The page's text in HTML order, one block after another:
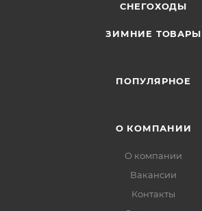
СНЕГОХОДЫ
ЗИМНИЕ ТОВАРЫ
ПОПУЛЯРНОЕ
О КОМПАНИИ
О компании
Вакансии
Контакты